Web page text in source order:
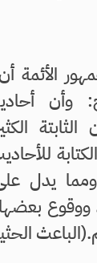
الأئمة
وأن
الثابتة
يدل
ووقوع